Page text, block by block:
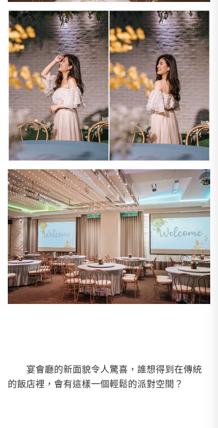
宴會廳的新面貌令人驚喜，誰想得到在傳統
的飯店裡，會有這樣一個輕鬆的派對空間？